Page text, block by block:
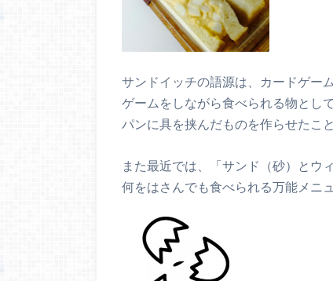
サンドイッチの語源は、カードゲー
ゲームをしながら食べられる物として
パンに具を挟んだものを作らせたこ
また最近では、「サンド（砂）とウ
何をはさんでも食べられる万能メニ